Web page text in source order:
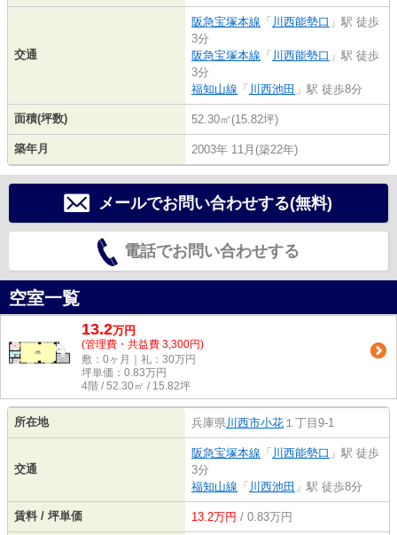
交通
阪急宝塚本線 「 川西能勢口 」駅 徒歩
3分
阪急宝塚本線 「 川西能勢口 」駅 徒歩
3分
福知山線 「 川西池田 」駅 徒歩8分
面積(坪数) 52.30㎡(15.82坪)
築年月 2003年 11月(築22年)
メールでお問い合わせする(無料)
電話でお問い合わせする
空室一覧
13.2万円
(管理費・共益費 3,300円)
敷：0ヶ月｜礼：30万円
坪単価： 0.83万円
4階 / 52.30㎡ / 15.82坪
所在地 兵庫県川西市小花 １丁目9-1
交通
阪急宝塚本線 「 川西能勢口 」駅 徒歩
3分
福知山線 「 川西池田 」駅 徒歩8分
賃料 / 坪単価 13.2万円 / 0.83万円